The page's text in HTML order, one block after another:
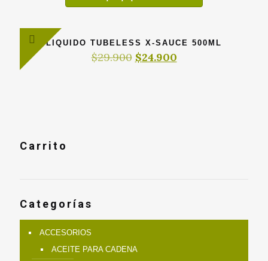
LIQUIDO TUBELESS X-SAUCE 500ML
$29.900 El
$24.900El
Carrito
Categorías
ACCESORIOS
ACEITE PARA CADENA